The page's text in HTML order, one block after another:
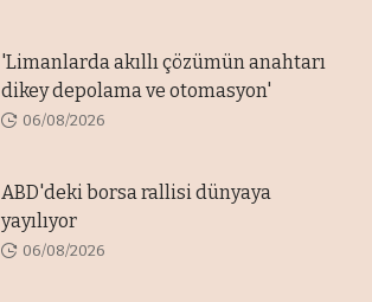
'Limanlarda akıllı çözümün anahtarı
dikey depolama ve otomasyon'
06/08/2026
ABD'deki borsa rallisi dünyaya
yayılıyor
06/08/2026